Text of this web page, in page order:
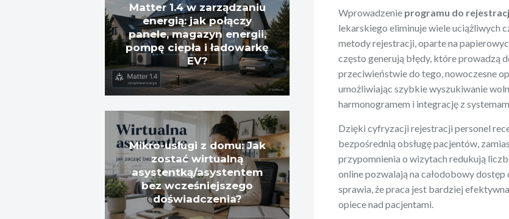
Wprowadzenie programu do
lekarskiego eliminuje wiele uciążliwych
metody rejestracji, oparte na
często generują błędy, które prowadzą
przeciwieństwie do tego, nowoczesne
umożliwiając szybkie wyszukiwanie
harmonogramem i integrację z
Dzięki cyfryzacji rejestracji personel
bezpośrednią obsługę pacjentów,
przypomnienia o wizytach redukują
online pozwalają na całodobowy
sprawia, że praca jest bardziej
opiece nad pacjentami.
Matter 1.4 w zarządzaniu
energią: jak połączy
panele, magazyn energii,
pompę ciepła i ładowarkę
EV?
Mikro-usługi z domu: Jak
zostać wirtualną
asystentką/asystentem
bez wcześniejszego
doświadczenia?